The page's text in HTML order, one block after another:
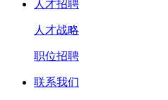
人才招聘
人才战略
职位招聘
联系我们